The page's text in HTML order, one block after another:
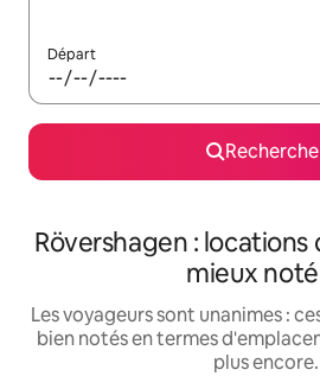
Départ
Rövershagen : locations
mieux
Les voyageurs sont unanimes :
bien notés en termes
plus encore.